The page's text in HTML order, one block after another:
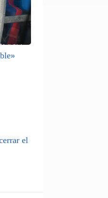
el